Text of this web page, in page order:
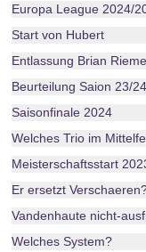
Europa League 2024/
Start von Hubert
Entlassung Brian
Beurteilung Saion 23/24
Saisonfinale 2024
Welches Trio im
Meisterschaftsstart
Er ersetzt
Vandenhaute nicht-
Welches System?